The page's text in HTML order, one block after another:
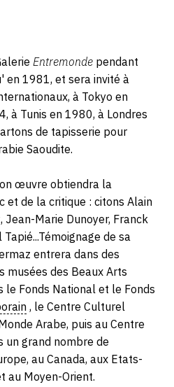
Entremonde pendant
en 1981, et sera invité à
à Tokyo en
à Tunis en 1980, à Londres
de tapisserie pour
Saoudite.
œuvre obtiendra la
et de la critique : citons Alain
Jean-Marie Dunoyer, Franck
de sa
entrera dans des
musées des Beaux Arts
le Fonds National et le Fonds
, le Centre Culturel
Arabe, puis au Centre
un grand nombre de
au Canada, aux Etats-
au Moyen-Orient.